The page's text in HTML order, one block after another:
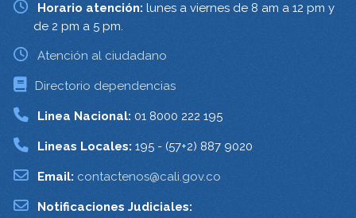
Horario atención: lunes a viernes de 8 am a 12 pm y
de 2 pm a 5 pm.
Atención al ciudadano
Directorio dependencias
Linea Nacional: 01 8000 222 195
Lineas Locales: 195 - (57+2) 887 9020
Email: contactenos@cali.gov.co
Notificaciones Judiciales: